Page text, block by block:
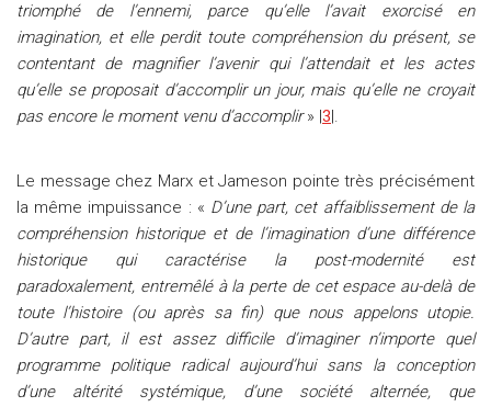
triomphé de l’ennemi, parce qu’elle l’avait exorcisé en
imagination, et elle perdit toute compréhension du présent, se
contentant de magnifier l’avenir qui l’attendait et les actes
qu’elle se proposait d’accomplir un jour, mais qu’elle ne croyait
pas encore le moment venu d’accomplir» |3|.
Le message chez Marx et Jameson pointe très précisément
la même impuissance : « D’une part, cet affaiblissement de la
compréhension historique et de l’imagination d’une différence
historique qui caractérise la post-modernité est
paradoxalement, entremêlé à la perte de cet espace au-delà de
toute l’histoire (ou après sa fin) que nous appelons utopie.
D’autre part, il est assez difficile d’imaginer n’importe quel
programme politique radical aujourd’hui sans la conception
d’une altérité systémique, d’une société alternée, que